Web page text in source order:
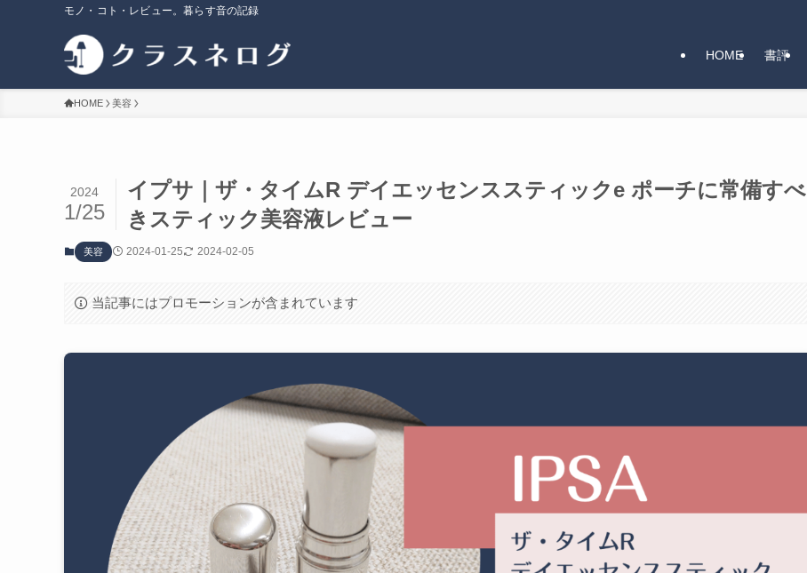
モノ・コト・レビュー。暮らす音の記録
HOME 書評
HOME 美容
イプサ｜ザ・タイムR デイエッセンススティックe ポーチに常備すべ
きスティック美容液レビュー
2024
1/25
美容 2024-01-25 2024-02-05
当記事にはプロモーションが含まれています